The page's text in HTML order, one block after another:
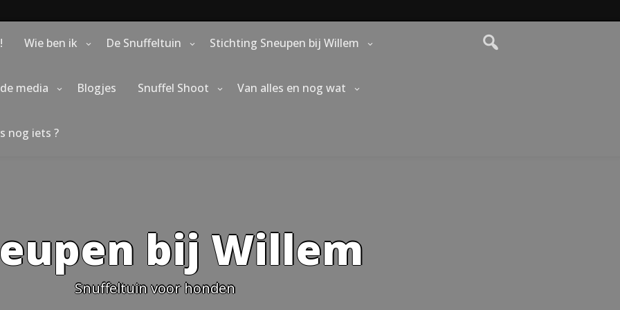
Wie ben ik De Snuffeltuin Stichting Sneupen bij Willem
media Blogjes Snuffel Shoot Van alles en nog wat
nog iets ?
bij Willem
Snuffeltuin voor honden